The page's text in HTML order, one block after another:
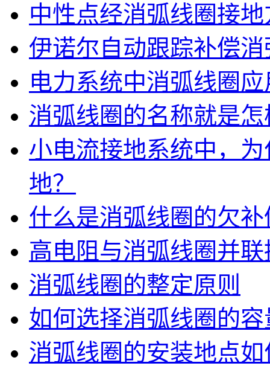
中性点经消弧线圈接
伊诺尔自动跟踪补偿
电力系统中消弧线圈
消弧线圈的名称就是
小电流接地系统中，
地？
什么是消弧线圈的欠
高电阻与消弧线圈并
消弧线圈的整定原则
如何选择消弧线圈的容
消弧线圈的安装地点